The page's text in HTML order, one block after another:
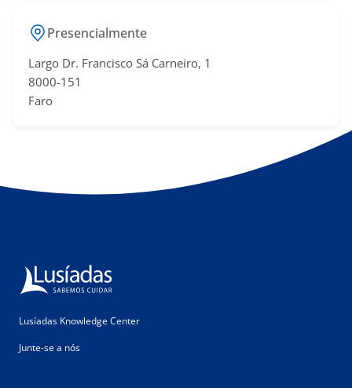
Presencialmente
Largo Dr. Francisco Sá​ Carneiro, 1
8000-151
Faro
Lusíadas Knowledge Center
Junte-se a nós